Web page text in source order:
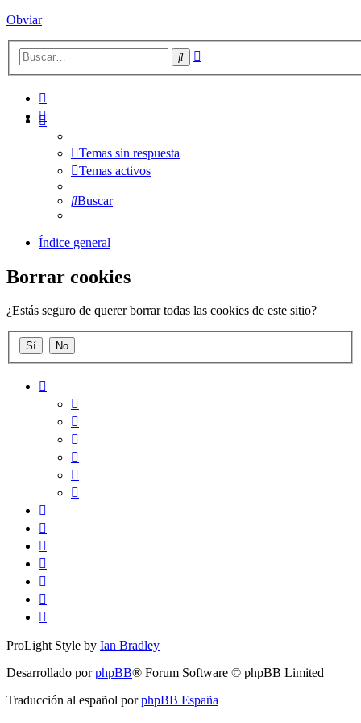
Obviar
Buscar
Temas sin respuesta
Temas activos
Buscar
Índice general
Borrar cookies
¿Estás seguro de querer borrar todas las cookies de este sitio?
ProLight Style by Ian Bradley
Desarrollado porphpBB® Forum Software © phpBB Limited
Traducción al español porphpBB España